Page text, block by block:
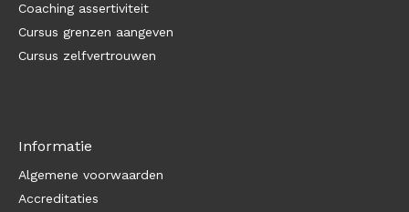
Coaching assertiviteit
Cursus grenzen aangeven
Cursus zelfvertrouwen
Informatie
Algemene voorwaarden
Accreditaties